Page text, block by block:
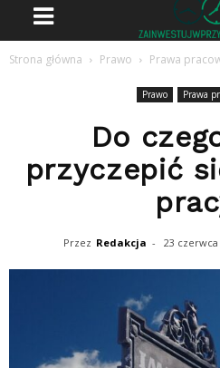
Strona główna Prawo Prawa
Prawo Prawa
Do
przyczepić
Przez Redakcja - 23 czerwca